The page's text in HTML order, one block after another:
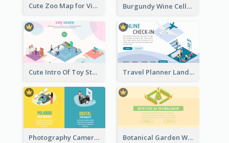
Cute Zoo Map for Visitors With Isometric Diagram Burgundy Wine Cellar Website Landing Page
Cute Intro Of Toy Store Section With Isometric Diagram Travel Planner Landing Page With Isometric Diagram
Photography Camera Comparison With Isometric Graphics Botanical Garden Workshop Sign In Web Banner